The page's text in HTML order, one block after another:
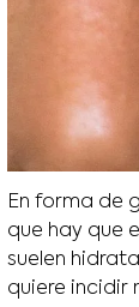
En forma de
que hay que
suelen
quiere incidir